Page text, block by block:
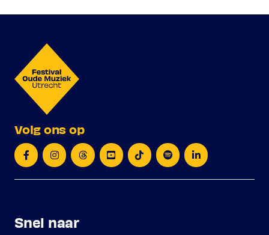
Volg ons op
Snel naar